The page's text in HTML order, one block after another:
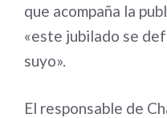
que acompaña la
«este jubilado se
suyo».
El responsable de